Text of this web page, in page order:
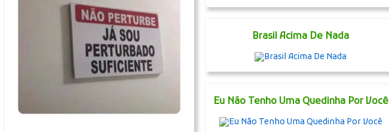
Brasil Acima De Nada
Eu Não Tenho Uma Quedinha Por Você